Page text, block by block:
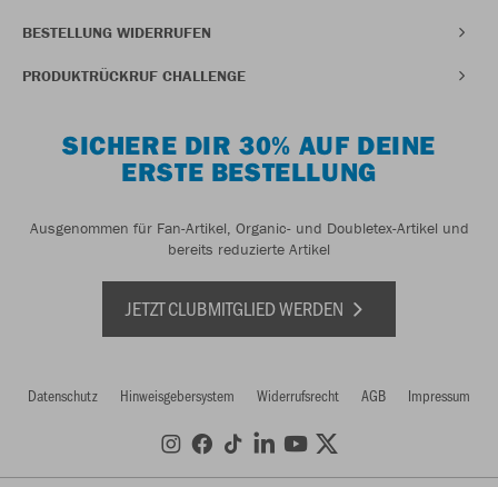
BESTELLUNG WIDERRUFEN
PRODUKTRÜCKRUF CHALLENGE
SICHERE DIR 30% AUF DEINE
ERSTE BESTELLUNG
Ausgenommen für Fan-Artikel, Organic- und Doubletex-Artikel und
bereits reduzierte Artikel
JETZT CLUBMITGLIED WERDEN
Datenschutz Hinweisgebersystem Widerrufsrecht AGB Impressum